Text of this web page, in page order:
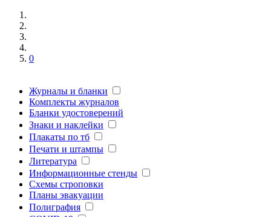
0
Журналы и бланки
Комплекты журналов
Бланки удостоверений
Знаки и наклейки
Плакаты по тб
Печати и штампы
Литература
Информационные стенды
Схемы строповки
Планы эвакуации
Полиграфия